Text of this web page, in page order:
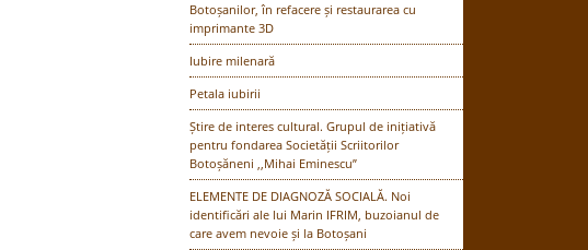
Botoșanilor, în refacere și restaurarea cu
imprimante 3D
Iubire milenară
Petala iubirii
Știre de interes cultural. Grupul de inițiativă
pentru fondarea Societății Scriitorilor
Botoșăneni ,,Mihai Eminescu”
ELEMENTE DE DIAGNOZĂ SOCIALĂ. Noi
identificări ale lui Marin IFRIM, buzoianul de
care avem nevoie și la Botoșani